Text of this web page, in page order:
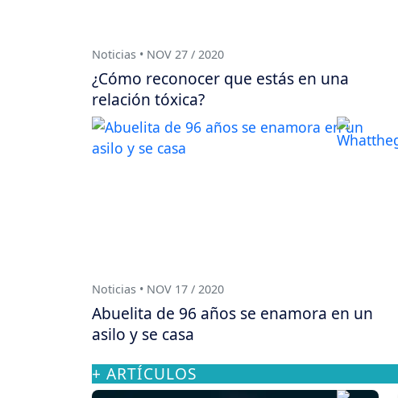
Noticias • NOV 27 / 2020
¿Cómo reconocer que estás en una
relación tóxica?
Noticias • NOV 17 / 2020
Abuelita de 96 años se enamora en un
asilo y se casa
+ ARTÍCULOS